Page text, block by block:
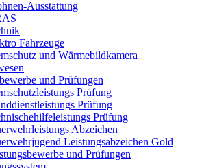
Ausstattung
Fahrzeuge
und Wärmebildkamera
und Prüfungen
Prüfung
Prüfung
Prüfung
Abzeichen
Leistungsabzeichen Gold
und Prüfungen